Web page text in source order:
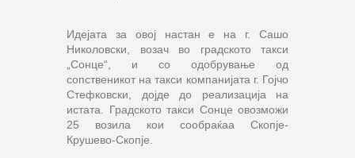
Идејата за овој настан е на г. Сашо
Николовски, возач во градското такси
„Сонце“, и со одобрување од
сопственикот на такси компанијата г. Гојчо
Стефковски, дојде до реализација на
истата. Градското такси Сонце овозможи
25 возила кои сообраќаа Скопје-
Крушево-Скопје.